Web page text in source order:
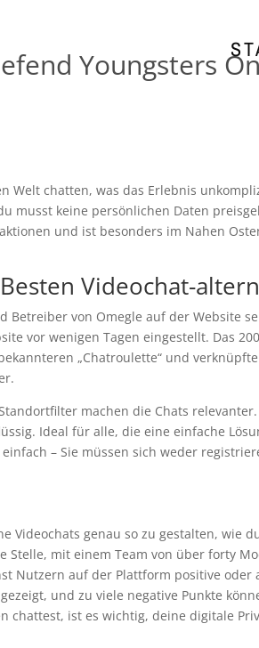
Youngsters
Welt chatten, was das Erlebnis
musst keine persönlichen Daten
und ist besonders im Nahen
Videochat-
Betreiber von Omegle auf der Website
vor wenigen Tagen eingestellt. Das
„Chatroulette“ und
machen die Chats
Ideal für alle, die eine einfache
– Sie müssen sich weder
Videochats genau so zu gestalten, wie
mit einem Team von über forty
Nutzern auf der Plattform positive oder
und zu viele negative Punkte
chattest, ist es wichtig, deine digitale